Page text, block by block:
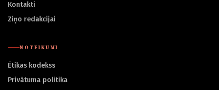
Kontakti
Ziņo redakcijai
NOTEIKUMI
Ētikas kodekss
Privātuma politika